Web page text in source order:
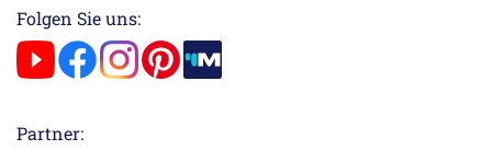
Folgen Sie uns:
Partner: